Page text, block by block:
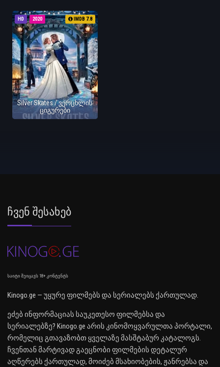
HD 2020 IMDB 7.8
Silver Skates / ვერცხლის
ციგურები
Ჩვენ Შესახებ
საიტი შეიცავს 18+ კონტენტს
Kinogo.ge — უყურე ფილმებს და სერიალებს ქართულად.
ეძებ ინფორმაციას საუკეთესო ფილმებსა და
სერიალებზე? Kinogo.ge არის კინომოყვარულთა პორტალი,
რომელიც გთავაზობთ ყველაზე მასშტაბურ კატალოგს.
ჩვენთან მარტივად გაეცნობი ფილმების დეტალურ
აღწერებს ქართულად, მოიძებ მსახიობების, ჟანრებსა და